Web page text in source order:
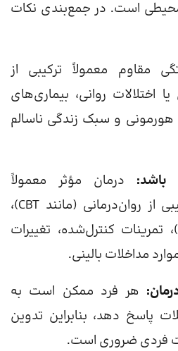
است. در جمع‌بندی نکات
مقاوم معمولاً ترکیبی از
اختلالات روانی، بیماری‌های
هورمونی و سبک زندگی ناسالم
باشد: درمان مؤثر معمولاً
چندوجهی است — ترکیبی از روان‌درمانی (مانند CBT)،
تمرینات کنترل‌شده، تغییرات
مداخلات بالینی.
هر فرد ممکن است به
پاسخ دهد، بنابراین تدوین
فردی ضروری است.